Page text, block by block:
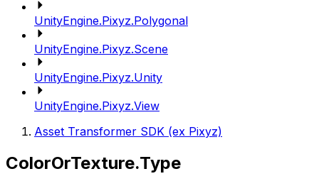
UnityEngine.Pixyz.Polygonal
UnityEngine.Pixyz.Scene
UnityEngine.Pixyz.Unity
UnityEngine.Pixyz.View
Asset Transformer SDK (ex Pixyz)
ColorOrTexture.Type